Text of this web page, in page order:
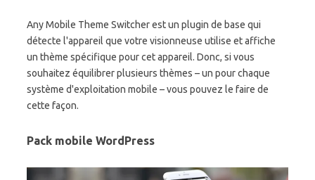
Any Mobile Theme Switcher est un plugin de base qui
détecte l'appareil que votre visionneuse utilise et affiche
un thème spécifique pour cet appareil. Donc, si vous
souhaitez équilibrer plusieurs thèmes – un pour chaque
système d'exploitation mobile – vous pouvez le faire de
cette façon.
Pack mobile WordPress